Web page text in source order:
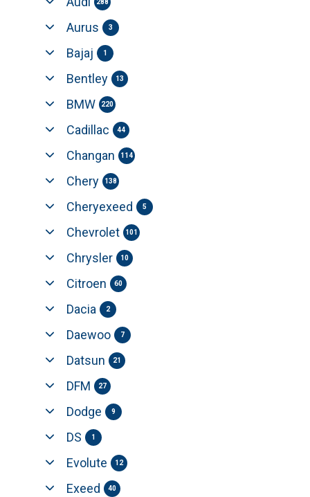
Aurus 3
Bajaj 1
Bentley 13
BMW 220
Cadillac 44
Changan 114
Chery 138
Cheryexeed 5
Chevrolet 101
Chrysler 10
Citroen 60
Dacia 2
Daewoo 7
Datsun 21
DFM 27
Dodge 9
DS 1
Evolute 12
Exeed 40